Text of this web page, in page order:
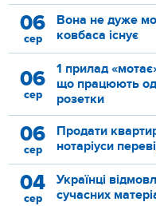
06
сер
Вона не дуже
ковбаса існує
06
сер
1 прилад
що працюють
розетки
06
сер
Продати
нотаріуси
04
сер
Українці
сучасних